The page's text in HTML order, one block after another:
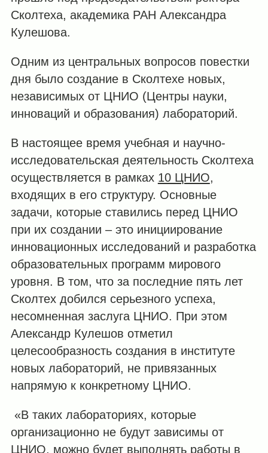
Сколтеха, академика РАН Александра
Кулешова.
Одним из центральных вопросов повестки
дня было создание в Сколтехе новых,
независимых от ЦНИО (Центры науки,
инноваций и образования) лабораторий.
В настоящее время учебная и научно-
исследовательская деятельность Сколтеха
осуществляется в рамках 10 ЦНИО,
входящих в его структуру. Основные
задачи, которые ставились перед ЦНИО
при их создании ‒ это инициирование
инновационных исследований и разработка
образовательных программ мирового
уровня. В том, что за последние пять лет
Сколтех добился серьезного успеха,
несомненная заслуга ЦНИО. При этом
Александр Кулешов отметил
целесообразность создания в институте
новых лабораторий, не привязанных
напрямую к конкретному ЦНИО.
«В таких лабораториях, которые
организационно не будут зависимы от
ЦНИО, можно будет выполнять работы в